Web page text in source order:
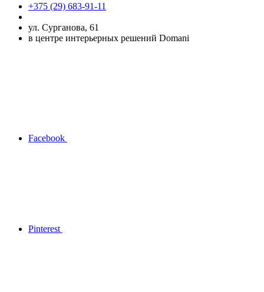
+375 (29) 683-91-11
ул. Сурганова, 61
в центре интерьерных решений Domani
Facebook
Pinterest